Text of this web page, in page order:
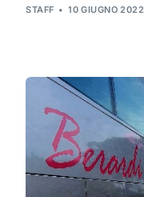
STAFF 10 GIUGNO 2022